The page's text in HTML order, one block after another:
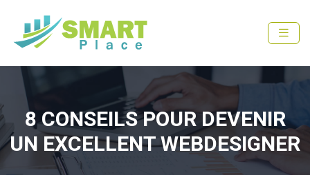
8 CONSEILS POUR DEVENIR
UN EXCELLENT WEBDESIGNER